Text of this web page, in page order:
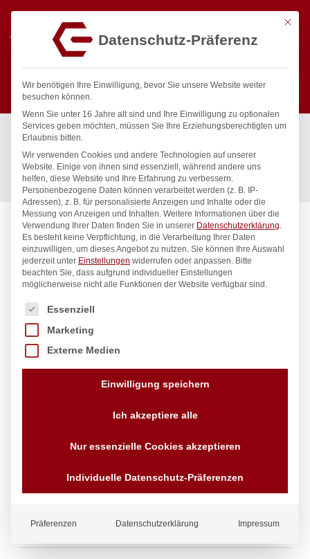
Suchen
Start / Gastronomiebedarf & Gastro Geräte für Profis
Küchenartikel
Gastronormbehälter
/
Gastronorm-Deckel mit Löffelaussparung, HENDI, Kitchen Line,
GN 1/3, 325x176mm
Gastronorm-Deckel mit
Löffelaussparung, HENDI, Kitchen
Mit
Datenschutz-Präferenz
Wir benötigen Ihre Einwilligung, bevor Sie unsere Website weiter
besuchen können.
Wenn Sie unter 16 Jahre alt sind und Ihre Einwilligung zu optionalen
Services geben möchten, müssen Sie Ihre Erziehungsberechtigten um
Erlaubnis bitten.
Wir verwenden Cookies und andere Technologien auf unserer
Website. Einige von ihnen sind essenziell, während andere uns
helfen, diese Website und Ihre Erfahrung zu verbessern.
Personenbezogene Daten können verarbeitet werden (z. B. IP-
Adressen), z. B. für personalisierte Anzeigen und Inhalte oder die
Messung von Anzeigen und Inhalten. Weitere Informationen über die
Verwendung Ihrer Daten finden Sie in unserer Datenschutzerklärung.
Es besteht keine Verpflichtung, in die Verarbeitung Ihrer Daten
einzuwilligen, um dieses Angebot zu nutzen. Sie können Ihre Auswahl
jederzeit unter Einstellungen widerrufen oder anpassen. Bitte
beachten Sie, dass aufgrund individueller Einstellungen
möglicherweise nicht alle Funktionen der Website verfügbar sind.
Es folgt eine Liste der Service-Gruppen, für die eine
Essenziell
Marketing
Externe Medien
Einwilligung speichern
Ich akzeptiere alle
Nur essenzielle Cookies akzeptieren
Individuelle Datenschutz-Präferenzen
Präferenzen Datenschutzerklärung Impressum